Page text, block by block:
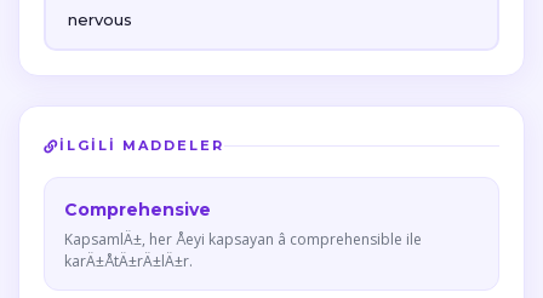
nervous
İLGILI MADDELER
Comprehensive
KapsamlÄ±, her Åeyi kapsayan â comprehensible ile
karÄ±ÅtÄ±rÄ±lÄ±r.